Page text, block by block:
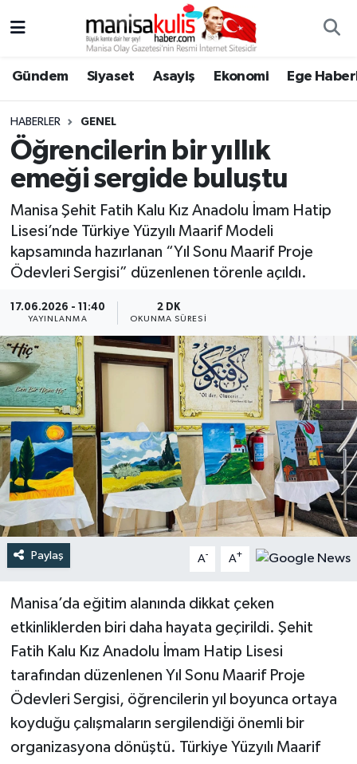
Gündem Siyaset Asayiş Ekonomi Ege
HABERLER GENEL
Öğrencilerin bir yıllık
emeği sergide buluştu
Manisa Şehit Fatih Kalu Kız Anadolu İmam Hatip
Lisesi’nde Türkiye Yüzyılı Maarif Modeli
kapsamında hazırlanan “Yıl Sonu Maarif Proje
Ödevleri Sergisi” düzenlenen törenle açıldı.
17.06.2026 - 11:40
YAYINLANMA
2 DK
OKUNMA SÜRESI
Paylaş A- A+
Manisa’da eğitim alanında dikkat çeken
etkinliklerden biri daha hayata geçirildi. Şehit
Fatih Kalu Kız Anadolu İmam Hatip Lisesi
tarafından düzenlenen Yıl Sonu Maarif Proje
Ödevleri Sergisi, öğrencilerin yıl boyunca ortaya
koyduğu çalışmaların sergilendiği önemli bir
organizasyona dönüştü. Türkiye Yüzyılı Maarif
Ege Haberleri
Ekonomi
Genel
Gündem
Resmi İlan
Siyaset
Spor
Türkiye
Yaşam
Yunusemre Hava Durumu
Yunusemre Trafik Yoğunluk Haritası
Süper Lig Puan Durumu ve Fikstür
Tüm Manşetler
Son Dakika Haberleri
Haber Arşivi